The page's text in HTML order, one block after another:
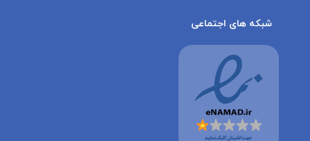
شبکه های اجتماعی